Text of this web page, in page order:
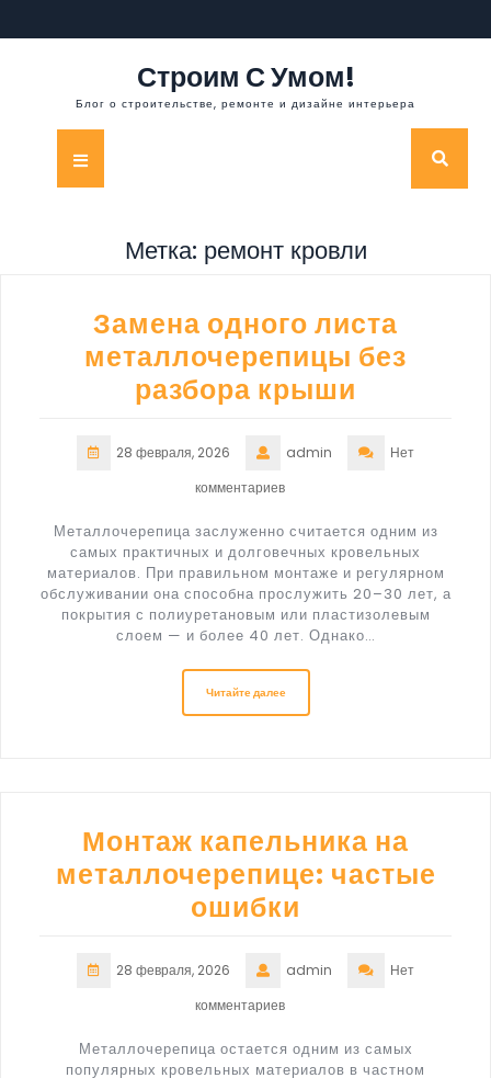
к
Строим С Умом!
Блог о строительстве, ремонте и дизайне интерьера
Кнопка
Метка: ремонт кровли
Замена одного листа
металлочерепицы без
разбора крыши
28 февраля, 2026 admin
Нет
комментариев
Металлочерепица заслуженно считается одним из
самых практичных и долговечных кровельных
материалов. При правильном монтаже и регулярном
обслуживании она способна прослужить 20–30 лет, а
покрытия с полиуретановым или пластизолевым
слоем — и более 40 лет. Однако…
Читайте далее
Монтаж капельника на
металлочерепице: частые
ошибки
28 февраля, 2026 admin
Нет
комментариев
Металлочерепица остается одним из самых
популярных кровельных материалов в частном